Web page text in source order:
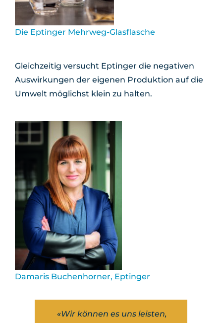
Die Eptinger Mehrweg-Glasflasche
Gleichzeitig versucht Eptinger die negativen
Auswirkungen der eigenen Produktion auf die
Umwelt möglichst klein zu halten.
Damaris Buchenhorner, Eptinger
«Wir können es uns leisten,